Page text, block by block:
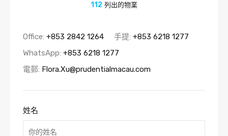
112 列出的物業
Office: +853 2842 1264 手提: +853 6218 1277
WhatsApp: +853 6218 1277
電郵: Flora.Xu@prudentialmacau.com
姓名